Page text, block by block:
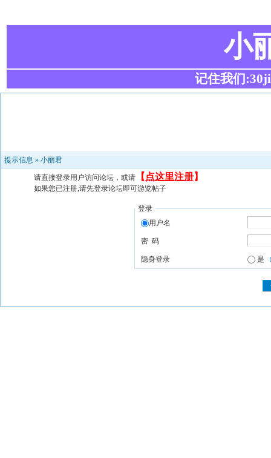
小
记住我们
提示信息 » 小丽君
请直接登录用户访问论坛，或请 【 点这里注册】
如果您已注册,请先登录论坛即可游览帖子
登录
用户名
密 码
隐身登录 是